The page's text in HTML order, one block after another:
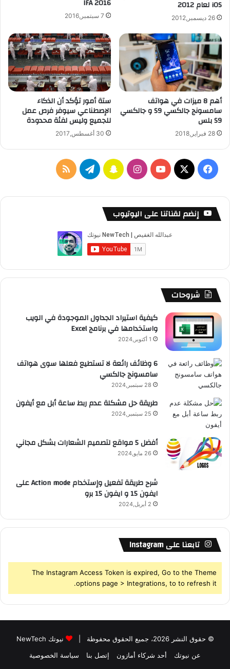
iOS لعام 2012
26 ديسمبر,2012
IFA 2016
7 سبتمبر,2016
أهم 8 ميزات في هواتف
سامسونج جالكسي S9 و جالكسي
S9 بلس
28 فبراير,2018
ستة أمور تؤكد أن الذكاء
الإصطناعي سيوفر فرص عمل
للجميع وليس لفئة محدودة
30 أغسطس,2017
فيسبوك
‫X
‫YouTubeانستقرامسناب تيلقرامملخص
إنضم لقناتنا على اليوتيوب
شروحات
كيفية استيراد الجداول الموجودة في الويب
واستخدامها في برنامج Excel
1 أكتوبر,2024
6 وظائف رائعة لا تستطيع فعلها سوى هواتف
سامسونج جالكسي
28 سبتمبر,2024
طريقة حل مشكلة عدم ربط ساعة أبل مع أيفون
25 سبتمبر,2024
أفضل 5 مواقع لتصميم الشعارات بشكل مجاني
26 مايو,2024
شرح طريقة تفعيل وإستخدام Action mode على
ايفون 15 و ايفون 15 برو
2 أبريل,2024
تابعنا على Instagram
The Instagram Access Token is expired, Go to the Theme
options page > Integrations, to to refresh it.
© حقوق النشر 2026، جميع الحقوق محفوظة |
نيوتك NewTech
عن نيوتك
أحد شركاء أمازون إتصل بنا سياسة الخصوصية